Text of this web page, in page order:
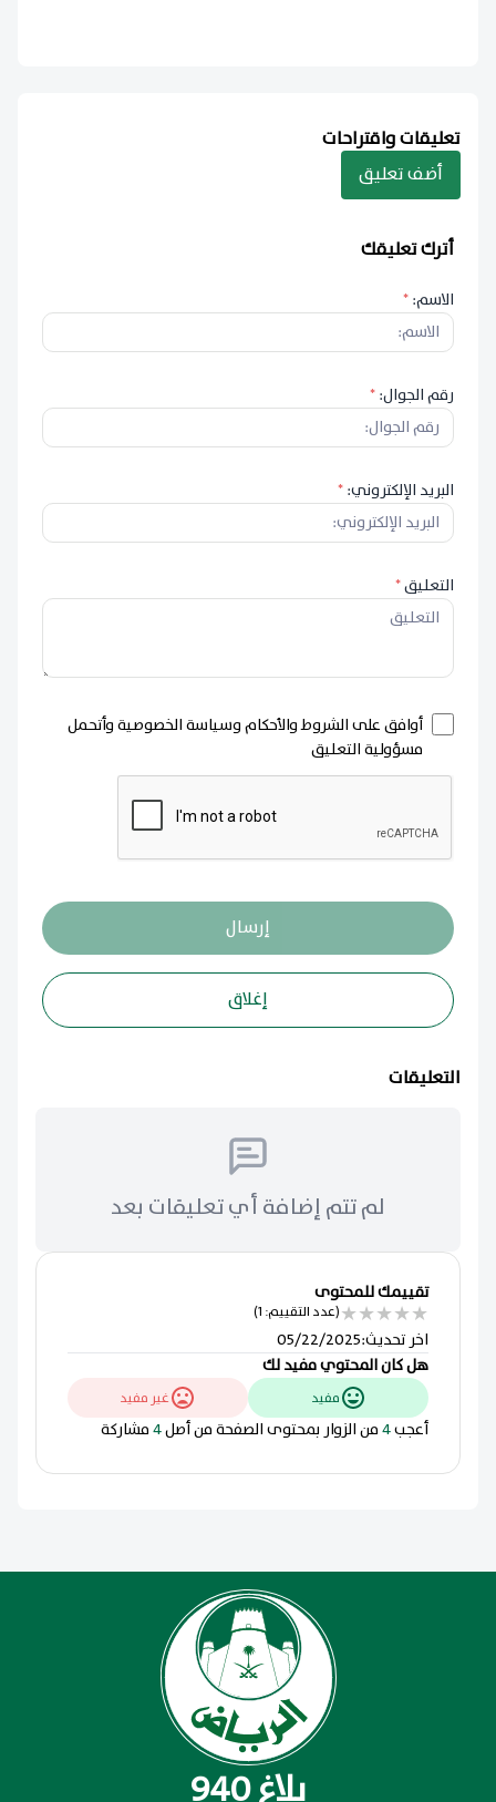
تعليقات واقتراحات
أضف تعليق
أترك تعليقك
الاسم:*
رقم الجوال:*
البريد الإلكتروني:*
التعليق*
أوافق على الشروط والأحكام وسياسة الخصوصية وأتحمل
مسؤولية التعليق
إرسال
إغلاق
التعليقات
لم تتم إضافة أي تعليقات بعد
تقييمك للمحتوى
★
★
★
★
★(عدد التقييم: 1)
اخر تحديث:
05/22/2025
هل كان المحتوي مفيد لك
مفيد غير مفيد
أعجب4من الزوار بمحتوى الصفحة من أصل4مشاركة